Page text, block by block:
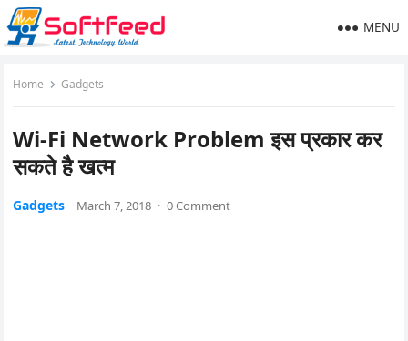
MENU
Home Gadgets
Wi-Fi Network Problem इस प्रकार कर
सकते है खत्म
Gadgets March 7, 2018 · 0 Comment